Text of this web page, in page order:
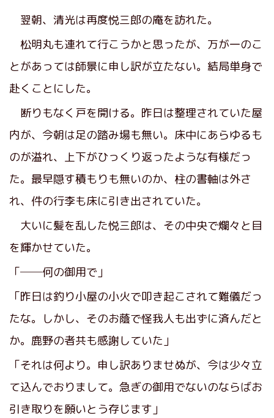
翌朝、清光は再度悦三郎の庵を訪れた。
松明丸も連れて行こうかと思ったが、万が一のこ
とがあっては師景に申し訳が立たない。結局単身で
赴くことにした。
断りもなく戸を開ける。昨日は整理されていた屋
内が、今朝は足の踏み場も無い。床中にあらゆるも
のが溢れ、上下がひっくり返ったような有様だっ
た。最早隠す積もりも無いのか、柱の書軸は外さ
れ、件の行李も床に引き出されていた。
大いに髪を乱した悦三郎は、その中央で爛々と目
を輝かせていた。
「──何の御用で」
「昨日は釣り小屋の小火で叩き起こされて難儀だっ
たな。しかし、そのお蔭で怪我人も出ずに済んだと
か。鹿野の者共も感謝していた」
「それは何より。申し訳ありませぬが、今は少々立
て込んでおりまして。急ぎの御用でないのならばお
引き取りを願いとう存じます」